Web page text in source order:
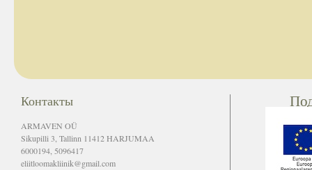
Контакты
ARMAVEN OÜ
Sikupilli 3, Tallinn 11412 HARJUMAA
6000194, 5096417
eliitloomakliinik@gmail.com